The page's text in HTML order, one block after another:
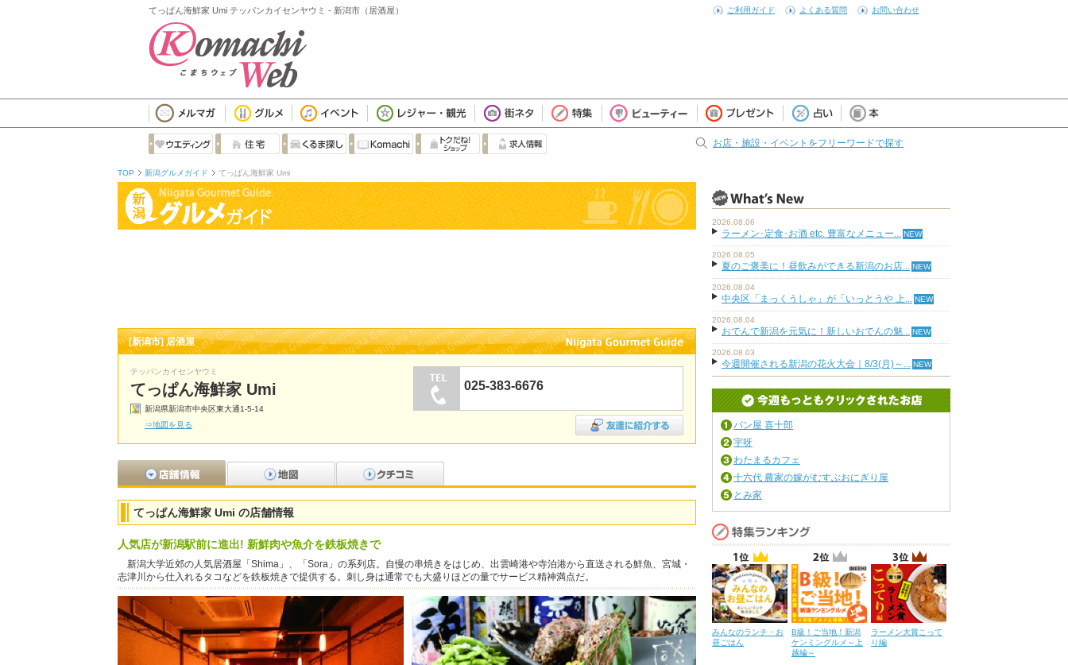
てっぱん海鮮家 Umi テッパンカイセンヤウミ - 新潟市（居酒屋） ご利用ガイド よくある質問 お問い合わせ
お店・施設・イベントをフリーワードで探す
TOP 新潟グルメガイド てっぱん海鮮家 Umi
[新潟市] 居酒屋
テッパンカイセンヤウミ
てっぱん海鮮家 Umi
新潟県新潟市中央区東大通1-5-14
⇒地図を見る
025-383-6676
てっぱん海鮮家 Umi の店舗情報
人気店が新潟駅前に進出! 新鮮肉や魚介を鉄板焼きで
新潟大学近郊の人気居酒屋「Shima」、「Sora」の系列店。自慢の串焼きをはじめ、出雲崎港や寺泊港から直送される鮮魚、宮城・
志津川から仕入れるタコなどを鉄板焼きで提供する。刺し身は通常でも大盛りほどの量でサービス精神満点だ。
2026.08.06
ラーメン･定食･お酒 etc. 豊富なメニュー...
2026.08.05
夏のご褒美に！昼飲みができる新潟のお店...
2026.08.04
中央区「まっくうしゃ」が「いっとうや 上...
2026.08.04
おでんで新潟を元気に！新しいおでんの魅...
2026.08.03
今週開催される新潟の花火大会｜8/3(月)～...
パン屋 喜十郎
宇呀
わたまるカフェ
十六代 農家の嫁がむすぶおにぎり屋
とみ家
みんなのランチ・お
昼ごはん
B級！ご当地！新潟
ケンミングルメ～上
越編～
ラーメン大賞こって
り編